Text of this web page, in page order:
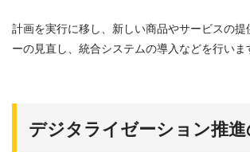
計画を実行に移し、新しい商品やサービスの提
ーの見直し、統合システムの導入などを行いま
デジタライゼーション推進